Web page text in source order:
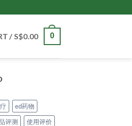
/S$0.00 0
ed药物
评测
使用评价